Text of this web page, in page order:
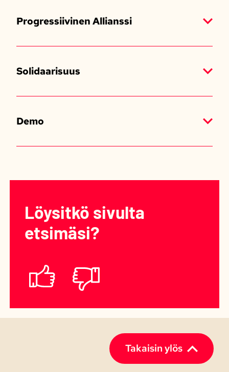
Progressiivinen Allianssi
Solidaarisuus
Demo
Löysitkö sivulta
etsimäsi?
Löysitkö
sivulta
(Pakollinen)
Takaisin ylös